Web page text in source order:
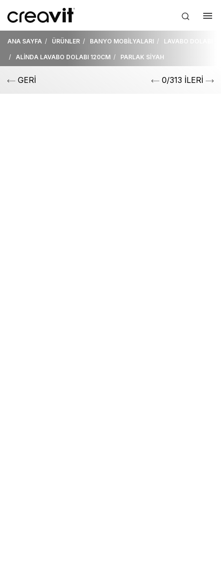
ANA SAYFA ÜRÜNLER BANYO MOBİLYALARI LAVABO DOLABI
ALİNDA LAVABO DOLABI 120CM PARLAK SİYAH
GERİ 0/313 İLERİ